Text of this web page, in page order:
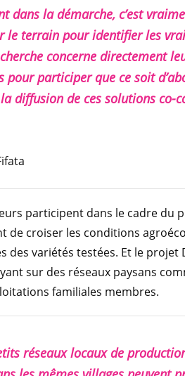
dans la démarche, c’est
le terrain pour identifier les
concerne directement
participer que ce soit
diffusion de ces solutions co-
participent dans le cadre du
de croiser les conditions
des variétés testées. Et le projet
sur des réseaux paysans
familiales membres.
réseaux locaux de